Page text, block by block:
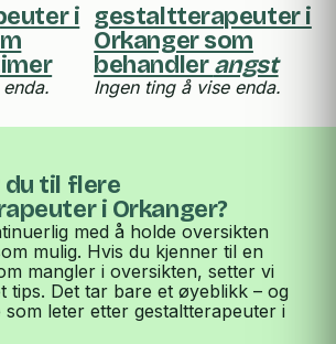
i gestaltterapeuter i
Orkanger som
behandlerangst
Ingen ting å vise enda.
du til flere
i Orkanger?
med å holde oversikten
mulig. Hvis du kjenner til en
mangler i oversikten, setter vi
tips. Det tar bare et øyeblikk – og
som leter etter gestaltterapeuter i